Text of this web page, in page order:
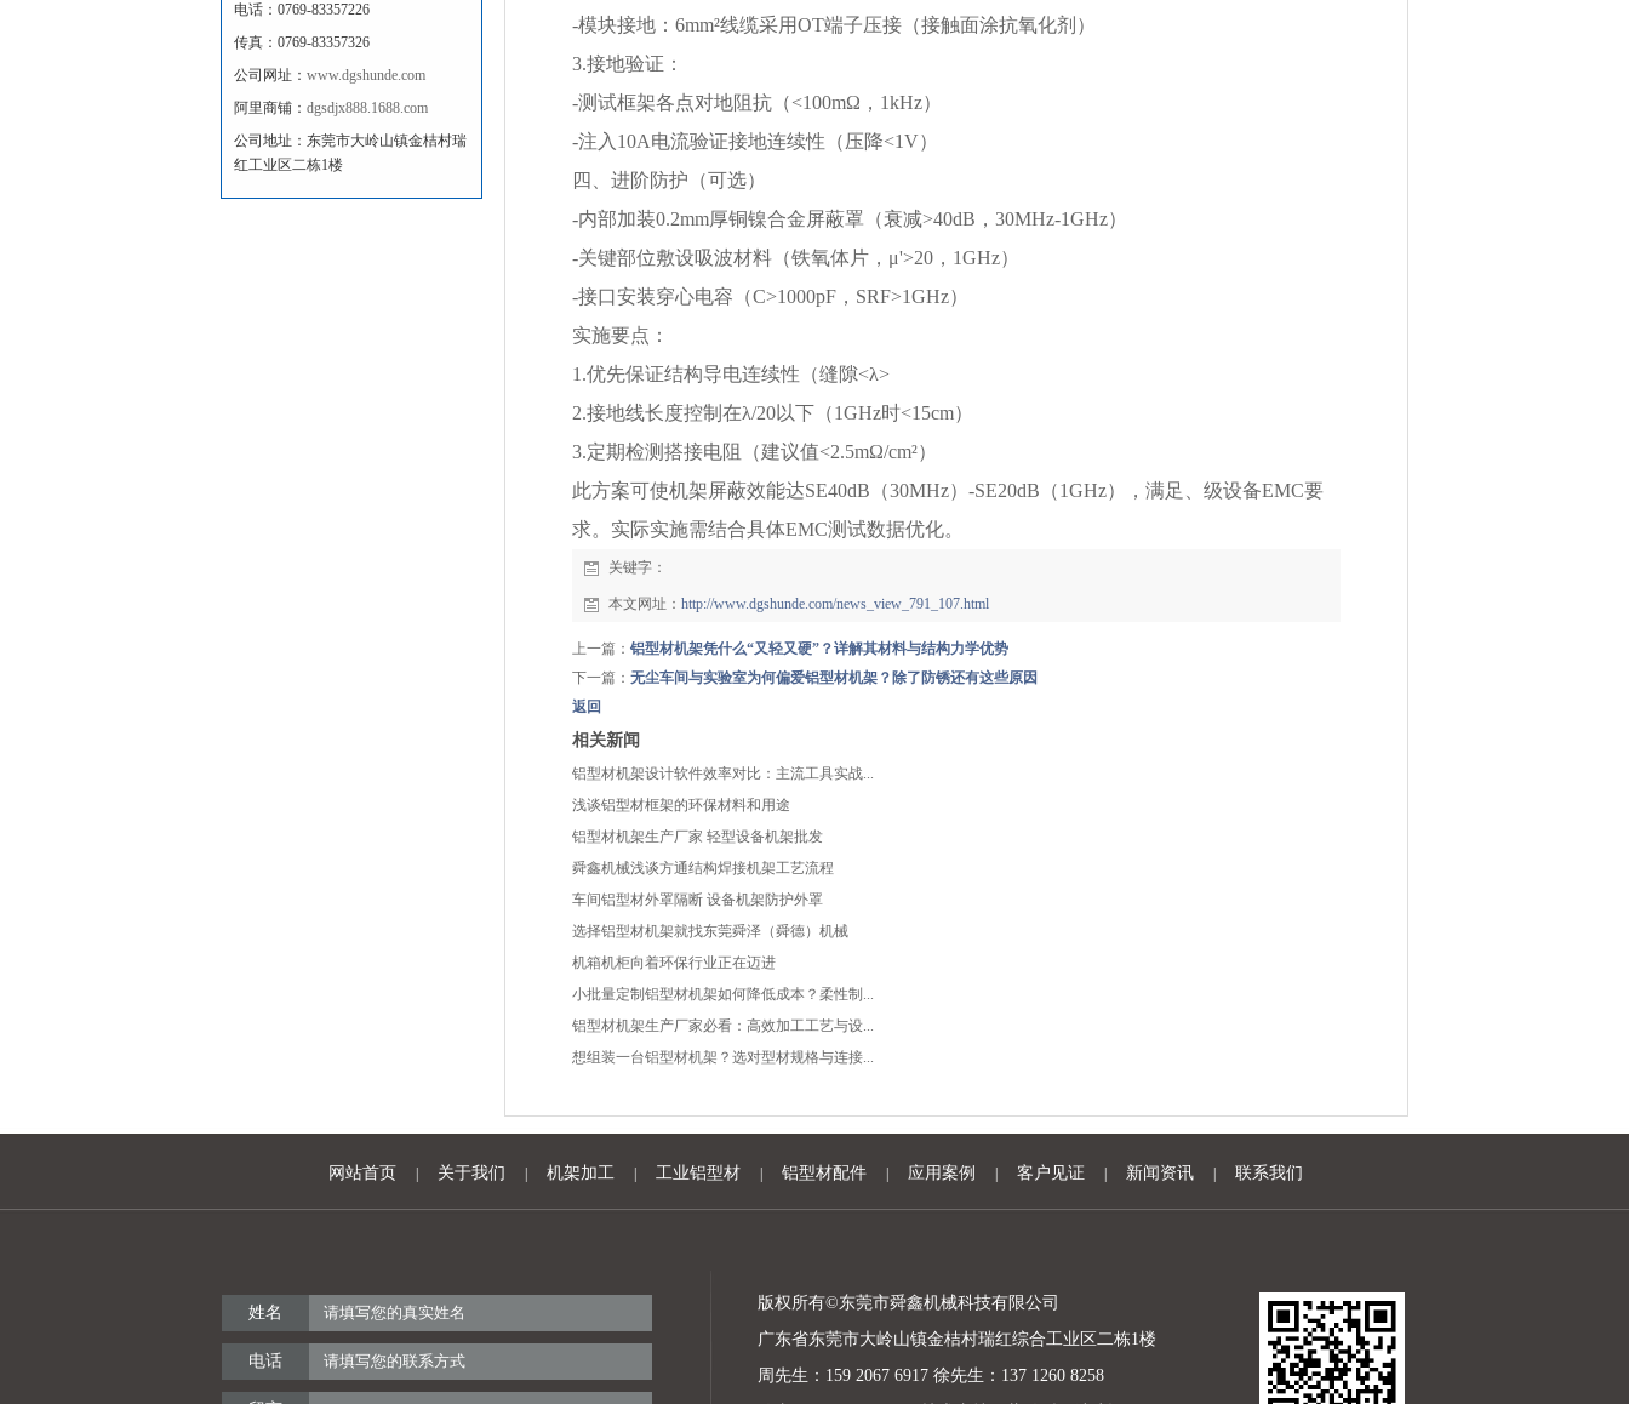
EF3030流水线铝型材
EFE8-100100工业铝型材
电话：0769-83357226
传真：0769-83357326
公司网址： www.dgshunde.com
阿里商铺： dgsdjx888.1688.com
公司地址：东莞市大岭山镇金桔村瑞
红工业区二栋1楼
-模块接地：6mm²线缆采用OT端子压接（接触面涂抗氧化剂）
3.接地验证：
-测试框架各点对地阻抗（<100mΩ，1kHz）
-注入10A电流验证接地连续性（压降<1V）
四、进阶防护（可选）
-内部加装0.2mm厚铜镍合金屏蔽罩（衰减>40dB，30MHz-1GHz）
-关键部位敷设吸波材料（铁氧体片，μ'>20，1GHz）
-接口安装穿心电容（C>1000pF，SRF>1GHz）
实施要点：
1.优先保证结构导电连续性（缝隙<λ>
2.接地线长度控制在λ/20以下（1GHz时<15cm）
3.定期检测搭接电阻（建议值<2.5mΩ/cm²）
此方案可使机架屏蔽效能达SE40dB（30MHz）-SE20dB（1GHz），满足、级设备EMC要
求。实际实施需结合具体EMC测试数据优化。
关键字：
本文网址： http://www.dgshunde.com/news_view_791_107.html
上一篇： 铝型材机架凭什么“又轻又硬”？详解其材料与结构力学优势
下一篇： 无尘车间与实验室为何偏爱铝型材机架？除了防锈还有这些原因
返回
相关新闻
铝型材机架设计软件效率对比：主流工具实战...
浅谈铝型材框架的环保材料和用途
铝型材机架生产厂家 轻型设备机架批发
舜鑫机械浅谈方通结构焊接机架工艺流程
车间铝型材外罩隔断 设备机架防护外罩
选择铝型材机架就找东莞舜泽（舜德）机械​
机箱机柜向着环保行业正在迈进
小批量定制铝型材机架如何降低成本？柔性制...
铝型材机架生产厂家必看：高效加工工艺与设...
想组装一台铝型材机架？选对型材规格与连接...
网站首页 关于我们 机架加工 工业铝型材 铝型材配件 应用案例 客户见证 新闻资讯 联系我们
版权所有©东莞市舜鑫机械科技有限公司
广东省东莞市大岭山镇金桔村瑞红综合工业区二栋1楼
周先生：159 2067 6917 徐先生：137 1260 8258